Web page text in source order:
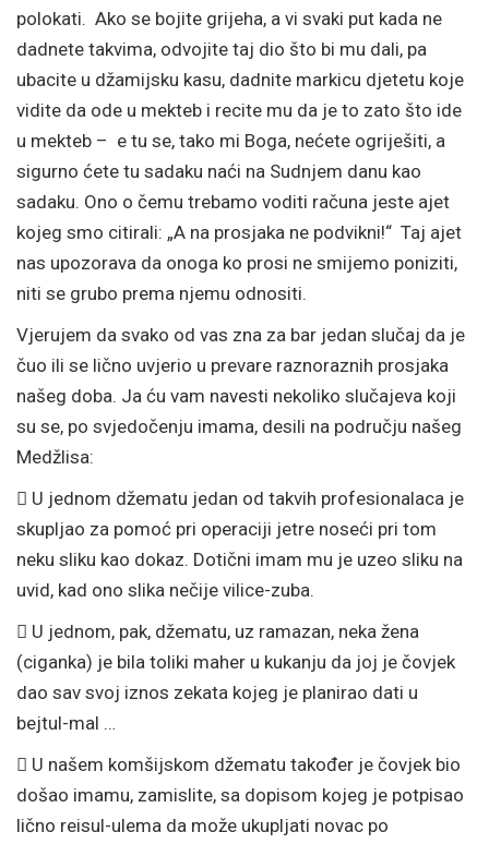
polokati. Ako se bojite grijeha, a vi svaki put kada ne
dadnete takvima, odvojite taj dio što bi mu dali, pa
ubacite u džamijsku kasu, dadnite markicu djetetu koje
vidite da ode u mekteb i recite mu da je to zato što ide
u mekteb – e tu se, tako mi Boga, nećete ogriješiti, a
sigurno ćete tu sadaku naći na Sudnjem danu kao
sadaku. Ono o čemu trebamo voditi računa jeste ajet
kojeg smo citirali: „A na prosjaka ne podvikni!“ Taj ajet
nas upozorava da onoga ko prosi ne smijemo poniziti,
niti se grubo prema njemu odnositi.
Vjerujem da svako od vas zna za bar jedan slučaj da je
čuo ili se lično uvjerio u prevare raznoraznih prosjaka
našeg doba. Ja ću vam navesti nekoliko slučajeva koji
su se, po svjedočenju imama, desili na području našeg
Medžlisa:
 U jednom džematu jedan od takvih profesionalaca je
skupljao za pomoć pri operaciji jetre noseći pri tom
neku sliku kao dokaz. Dotični imam mu je uzeo sliku na
uvid, kad ono slika nečije vilice-zuba.
 U jednom, pak, džematu, uz ramazan, neka žena
(ciganka) je bila toliki maher u kukanju da joj je čovjek
dao sav svoj iznos zekata kojeg je planirao dati u
bejtul-mal …
 U našem komšijskom džematu također je čovjek bio
došao imamu, zamislite, sa dopisom kojeg je potpisao
lično reisul-ulema da može ukupljati novac po